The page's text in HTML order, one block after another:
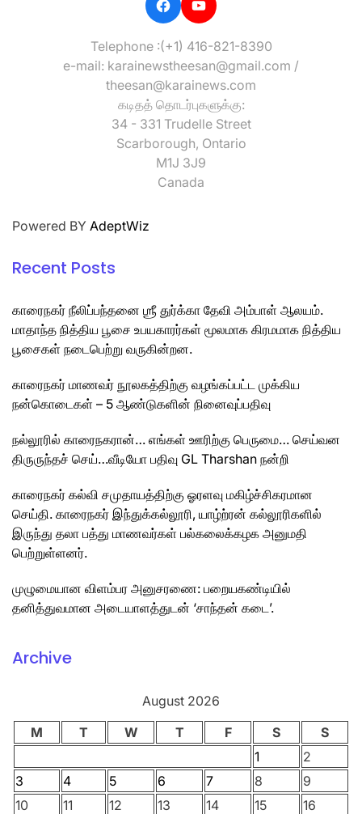
Telephone :(+1) 416-821-8390
e-mail: karainewstheesan@gmail.com /
theesan@karainews.com
கடிதத் தொடர்புகளுக்கு:
34 - 331 Trudelle Street
Scarborough, Ontario
M1J 3J9
Canada
Powered BY AdeptWiz
Recent Posts
காரைநகர் நீலிப்பந்தனை ஶ்ரீ துர்க்கா தேவி அம்பாள் ஆலயம்.
மாதாந்த நித்திய பூசை உபயகாரர்கள் மூலமாக கிரமமாக நித்திய
பூசைகள் நடைபெற்று வருகின்றன.
காரைநகர் மாணவர் நூலகத்திற்கு வழங்கப்பட்ட முக்கிய
நன்கொடைகள் – 5 ஆண்டுகளின் நினைவுப்பதிவு
நல்லூரில் காரைநகரான்… எங்கள் ஊரிற்கு பெருமை… செய்வன
திருருந்தச் செய்…வீடியோ பதிவு GL Tharshan நன்றி
காரைநகர் கல்வி சமுதாயத்திற்கு ஓரளவு மகிழ்ச்சிகரமான
செய்தி. காரைநகர் இந்துக்கல்லூரி, யாழ்ற்ரன் கல்லூரிகளில்
இருந்து தலா பத்து மாணவர்கள் பல்கலைக்கழக அனுமதி
பெற்றுள்ளனர்.
முழுமையான விளம்பர அனுசரணை: பறையகண்டியில்
தனித்துவமான அடையாளத்துடன் ‘சாந்தன் கடை’.
Archive
August 2026
M
T W T F S
S
1
2
3
4 5 6 7 8
9
10
11 12 13 14 15
16